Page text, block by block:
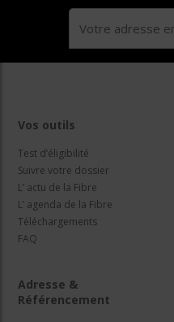
Vos outils
Test d’éligibilité
Suivre votre dossier
L’ actu de la Fibre
L’ agenda de la Fibre
Téléchargements
FAQ
Adresse &
Référencement